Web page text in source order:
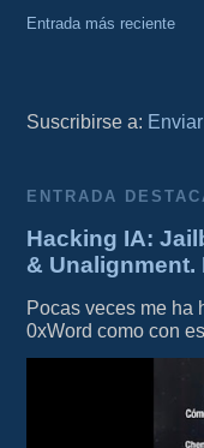
Entrada más reciente
Suscribirse a:
ENTRADA
Hacking IA:
&
Pocas veces me ha
0xWord como con